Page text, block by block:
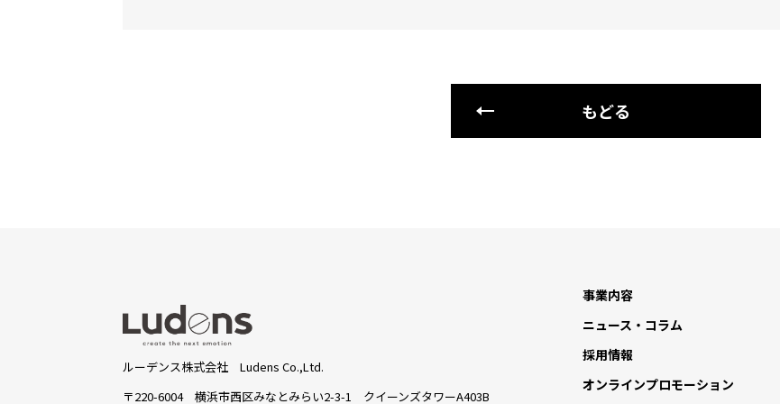
もどる
ルーデンス株式会社 Ludens Co.,Ltd.
〒220-6004 横浜市西区みなとみらい2-3-1 クイーンズタワーA403B
事業内容
ニュース・コラム
採用情報
オンラインプロモーション